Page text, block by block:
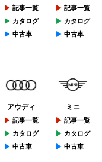
記事一覧
カタログ
中古車
記事一覧
カタログ
中古車
アウディ
記事一覧
カタログ
中古車
ミニ
記事一覧
カタログ
中古車